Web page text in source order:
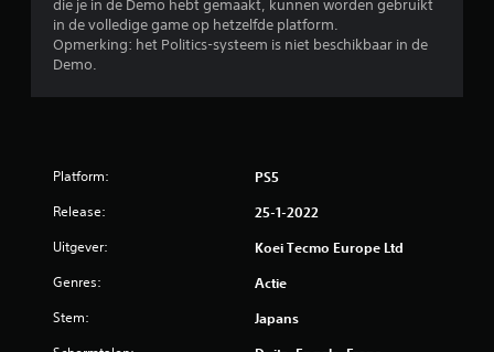
e
1
die je in de Demo hebt gemaakt, kunnen worden gebruikt
in de volledige game op hetzelfde platform.
Opmerking: het Politics-systeem is niet beschikbaar in de
Demo.
Platform: PS5
Release: 25-1-2022
Uitgever: Koei Tecmo Europe Ltd
Genres: Actie
Stem: Japans